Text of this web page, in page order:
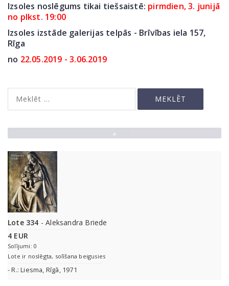
Izsoles noslēgums tikai tiešsaistē: pirmdien, 3. junijā
no plkst. 19:00
Izsoles izstāde galerijas telpās - Brīvības iela 157,
Rīga
no 22.05.2019 - 3.06.2019
Lote 334 - Aleksandra Briede
4 EUR
Solījumi: 0
Lote ir noslēgta, solīšana beigusies
- R.: Liesma, Rīgā, 1971